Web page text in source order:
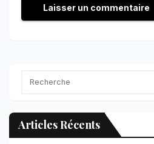
Articles Récents